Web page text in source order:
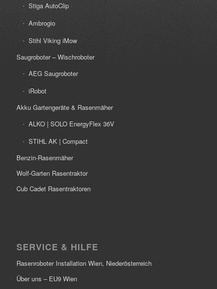
Stiga AutoClip
Ambrogio
Stihl Viking iMow
Saugroboter – Wischroboter
AEG Saugroboter
iRobot
Akku Gartengeräte & Rasenmäher
ALKO | SOLO EnergyFlex 36V
STIHL AK | Compact
Benzin-Rasenmäher
Wolf-Garten Rasentraktor
Cub Cadet Rasentraktoren
SERVICE & HILFE
Rasenroboter Installation Wien, Niederösterreich
Über uns – EU9 Wien